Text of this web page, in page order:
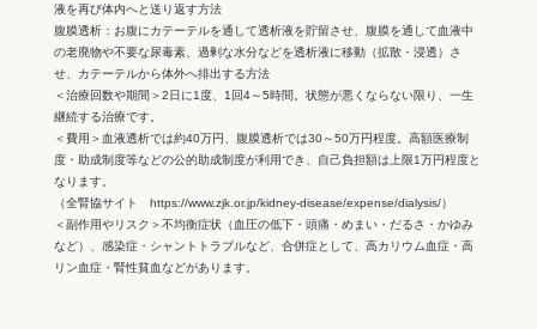
液を再び体内へと送り返す方法
腹膜透析：お腹にカテーテルを通して透析液を貯留させ、腹膜を通して血液中
の老廃物や不要な尿毒素、過剰な水分などを透析液に移動（拡散・浸透）さ
せ、カテーテルから体外へ排出する方法
＜治療回数や期間＞2日に1度、1回4～5時間。状態が悪くならない限り、一生
継続する治療です。
＜費用＞血液透析では約40万円、腹膜透析では30～50万円程度。高額医療制
度・助成制度等などの公的助成制度が利用でき、自己負担額は上限1万円程度と
なります。
（全腎協サイト https://www.zjk.or.jp/kidney-disease/expense/dialysis/）
＜副作用やリスク＞不均衡症状（血圧の低下・頭痛・めまい・だるさ・かゆみ
など）、感染症・シャントトラブルなど、合併症として、高カリウム血症・高
リン血症・腎性貧血などがあります。